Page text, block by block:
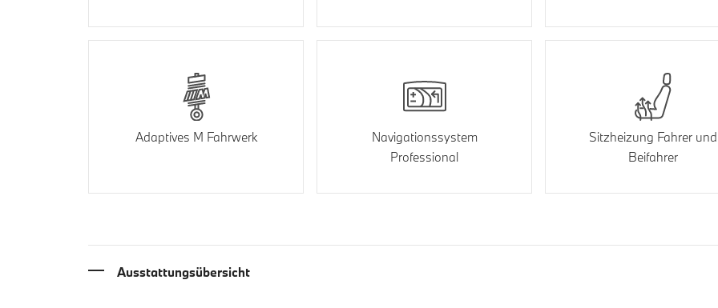
Adaptives M Fahrwerk
Navigationssystem
Professional
Sitzheizung Fahrer und
Beifahrer
Ausstattungsübersicht